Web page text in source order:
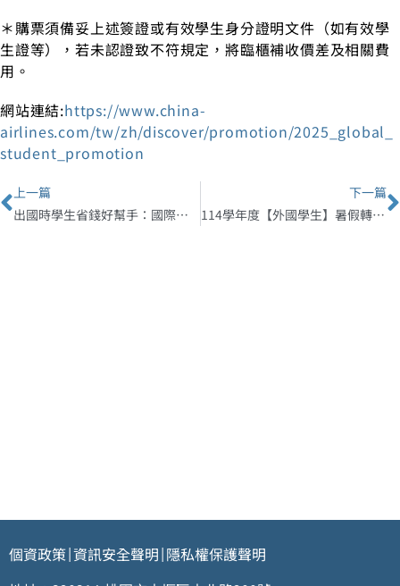
＊購票須備妥上述簽證或有效學生身分證明文件（如有效學
生證等），若未認證致不符規定，將臨櫃補收價差及相關費
用。
網站連結:https://www.china-
airlines.com/tw/zh/discover/promotion/2025_global_
student_promotion
上一篇
出國時學生省錢好幫手：國際學生證！
下一篇
114學年度【外國學生】暑假轉學考榜單公告 Foreign Students Summer Transfer Admission List
個資政策|資訊安全聲明 | 隱私權保護聲明